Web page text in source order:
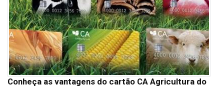
Conheça as vantagens do cartão CA Agricultura do